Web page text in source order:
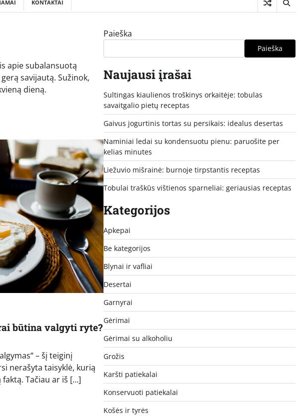
KONTAKTAI
apie subalansuotą
savijautą. Sužinok,
dieną.
būtina valgyti ryte?
– šį teiginį
nerašyta taisyklė, kurią
Tačiau ar iš […]
Paieška
Paieška
Naujausi įrašai
Sultingas kiaulienos troškinys orkaitėje: tobulas
savaitgalio pietų receptas
Gaivus jogurtinis tortas su persikais: idealus desertas
Naminiai ledai su kondensuotu pienu: paruošite per
kelias minutes
Liežuvio mišrainė: burnoje tirpstantis receptas
Tobulai traškūs vištienos sparneliai: geriausias receptas
Kategorijos
Apkepai
Be kategorijos
Blynai ir vafliai
Desertai
Garnyrai
Gėrimai
Gėrimai su alkoholiu
Grožis
Karšti patiekalai
Konservuoti patiekalai
Košės ir tyrės